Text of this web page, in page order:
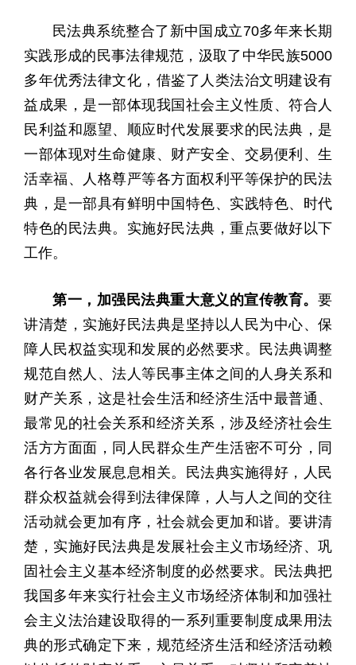
民法典系统整合了新中国成立70多年来长期
实践形成的民事法律规范，汲取了中华民族5000
多年优秀法律文化，借鉴了人类法治文明建设有
益成果，是一部体现我国社会主义性质、符合人
民利益和愿望、顺应时代发展要求的民法典，是
一部体现对生命健康、财产安全、交易便利、生
活幸福、人格尊严等各方面权利平等保护的民法
典，是一部具有鲜明中国特色、实践特色、时代
特色的民法典。实施好民法典，重点要做好以下
工作。
第一，加强民法典重大意义的宣传教育。 要
讲清楚，实施好民法典是坚持以人民为中心、保
障人民权益实现和发展的必然要求。民法典调整
规范自然人、法人等民事主体之间的人身关系和
财产关系，这是社会生活和经济生活中最普通、
最常见的社会关系和经济关系，涉及经济社会生
活方方面面，同人民群众生产生活密不可分，同
各行各业发展息息相关。民法典实施得好，人民
群众权益就会得到法律保障，人与人之间的交往
活动就会更加有序，社会就会更加和谐。要讲清
楚，实施好民法典是发展社会主义市场经济、巩
固社会主义基本经济制度的必然要求。民法典把
我国多年来实行社会主义市场经济体制和加强社
会主义法治建设取得的一系列重要制度成果用法
典的形式确定下来，规范经济生活和经济活动赖